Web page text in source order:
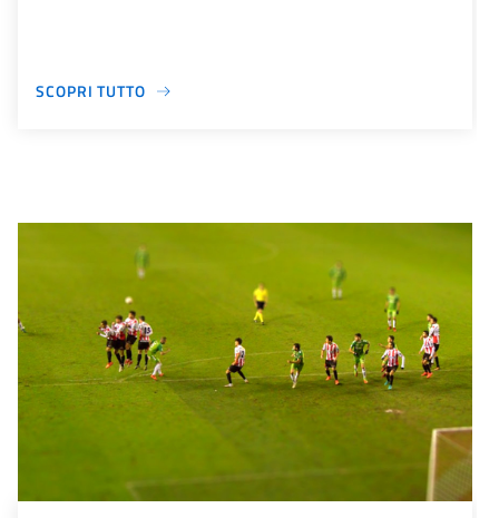
SCOPRI TUTTO